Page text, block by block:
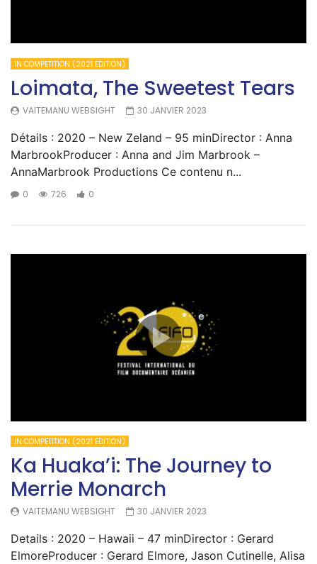
IN COMPETITION (2021 EDITION)
Loimata, The Sweetest Tears
VAITEMANU WEBSIGHT 30 JANVIER 2023
Détails : 2020 – New Zeland – 95 minDirector : Anna
MarbrookProducer : Anna and Jim Marbrook –
AnnaMarbrook Productions Ce contenu n...
0 726 0
IN COMPETITION (2021 EDITION)
Ka Huaka’i: The Journey to
Merrie Monarch
VAITEMANU WEBSIGHT 30 JANVIER 2023
Details : 2020 – Hawaii – 47 minDirector : Gerard
ElmoreProducer : Gerard Elmore, Jason Cutinelle, Alisa